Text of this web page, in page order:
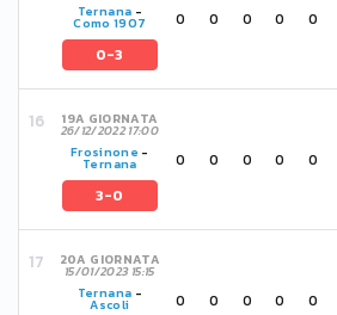
Ternana -
Como 1907
0-3
0 0 0 0 0
19A GIORNATA
26/12/2022 17:00
Frosinone -
Ternana
3-0
0 0 0 0 0
20A GIORNATA
15/01/2023 15:15
Ternana -
Ascoli 0 0 0 0 0